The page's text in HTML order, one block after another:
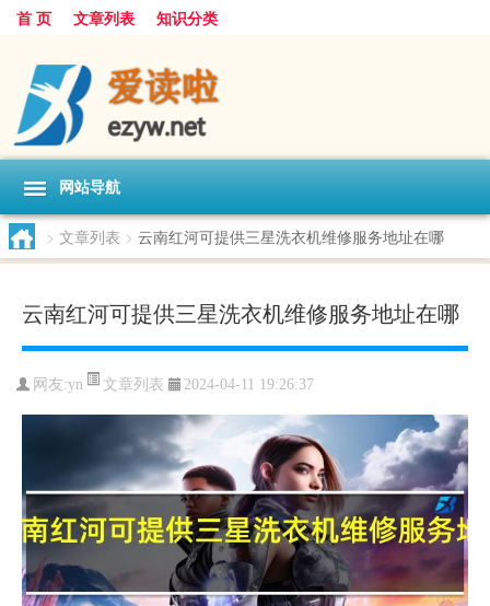
首 页 文章列表 知识分类
网站导航
> 文章列表 > 云南红河可提供三星洗衣机维修服务地址在哪
云南红河可提供三星洗衣机维修服务地址在哪
网友:yn 文章列表 2024-04-11 19:26:37